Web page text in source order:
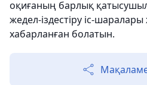
оқиғаның барлық
жедел-іздестіру іс-шаралары
хабарланған болатын.